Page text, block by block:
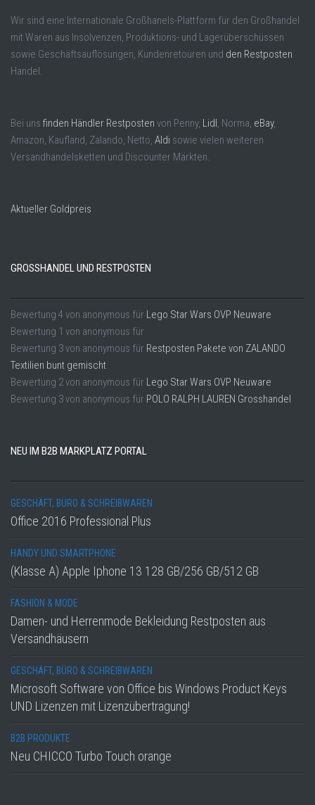
Wir sind eine Internationale Großhanels-Plattform für den Großhandel
mit Waren aus Insolvenzen, Produktions- und Lagerüberschüssen
sowie Geschäftsauflösungen, Kundenretouren und den Restposten
Handel.
Bei uns finden Händler Restposten von Penny, Lidl , Norma, eBay,
Amazon, Kaufland, Zalando, Netto, Aldi sowie vielen weiteren
Versandhandelsketten und Discounter Märkten.
Aktueller Goldpreis
GROSSHANDEL UND RESTPOSTEN
Bewertung 4 von anonymous für Lego Star Wars OVP Neuware
Bewertung 1 von anonymous für
Bewertung 3von anonymous für Restposten Pakete von ZALANDO
Textilien bunt gemischt
Bewertung 2von anonymous für Lego Star Wars OVP Neuware
Bewertung 3von anonymous für POLO RALPH LAUREN Grosshandel
NEU IM B2B MARKPLATZ PORTAL
GESCHÄFT, BÜRO & SCHREIBWAREN
Office 2016 Professional Plus
HANDY UND SMARTPHONE
(Klasse A) Apple Iphone 13 128 GB/256 GB/512 GB
FASHION & MODE
Damen- und Herrenmode Bekleidung Restposten aus
Versandhäusern
GESCHÄFT, BÜRO & SCHREIBWAREN
Microsoft Software von Office bis Windows Product Keys
UND Lizenzen mit Lizenzübertragung!
B2B PRODUKTE
Neu CHICCO Turbo Touch orange